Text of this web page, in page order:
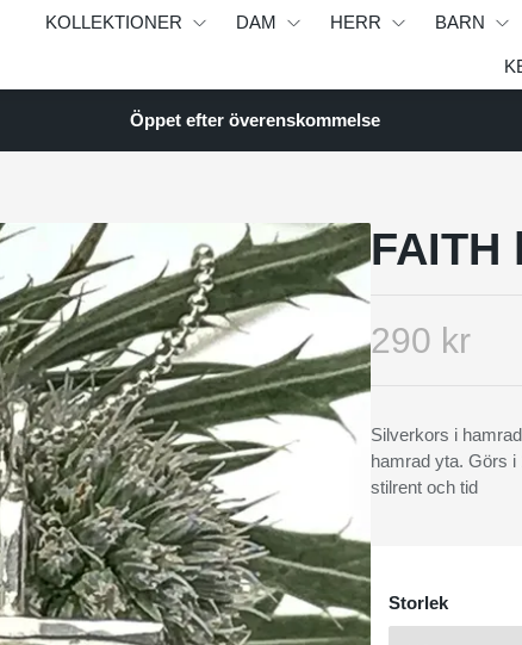
KOLLEKTIONER DAM HERR BARN
Öppet efter överenskommelse
290 kr
Silverkors i
hamrad yta. Görs
stilrent och tid
Storlek